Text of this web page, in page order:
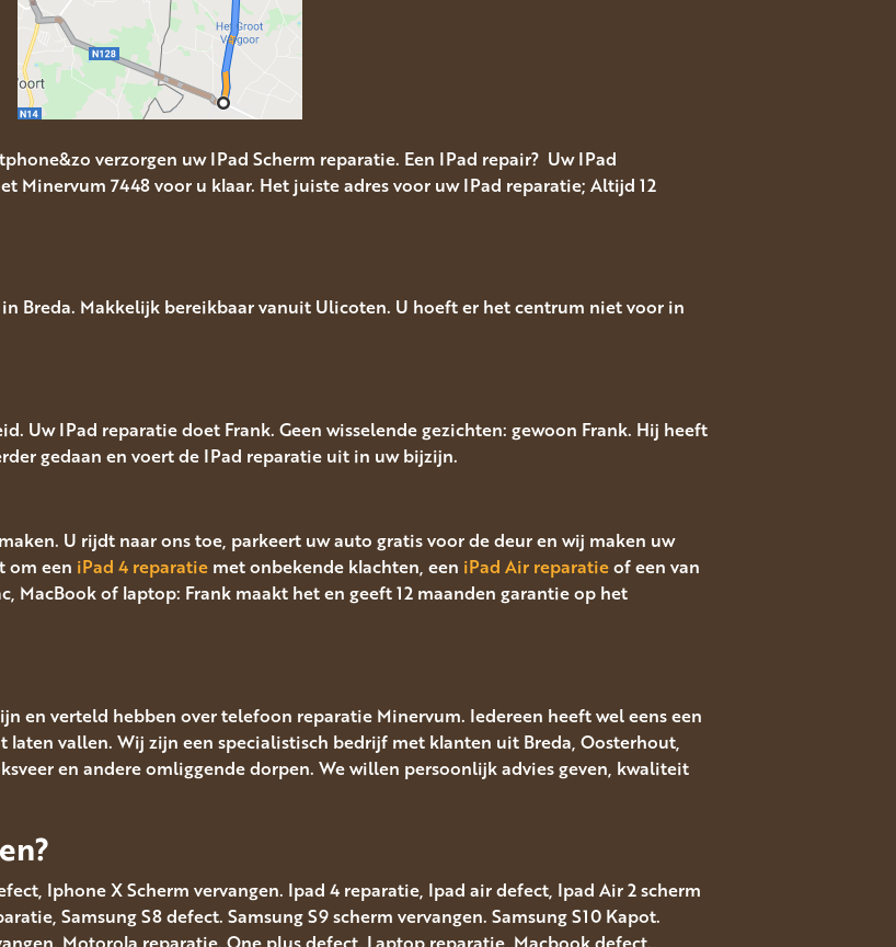
verzorgen uw IPad Scherm reparatie. Een IPad repair? Uw IPad
Minervum 7448 voor u klaar. Het juiste adres voor uw IPad reparatie; Altijd 12
Breda. Makkelijk bereikbaar vanuit Ulicoten. U hoeft er het centrum niet voor in
Uw IPad reparatie doet Frank. Geen wisselende gezichten: gewoon Frank. Hij heeft
gedaan en voert de IPad reparatie uit in uw bijzijn.
U rijdt naar ons toe, parkeert uw auto gratis voor de deur en wij maken uw
om een iPad 4 reparatie met onbekende klachten, een iPad Air reparatieof een van
MacBook of laptop: Frank maakt het en geeft 12 maanden garantie op het
en verteld hebben over telefoon reparatie Minervum. Iedereen heeft wel eens een
vallen. Wij zijn een specialistisch bedrijf met klanten uit Breda, Oosterhout,
en andere omliggende dorpen. We willen persoonlijk advies geven, kwaliteit
Iphone X Scherm vervangen. Ipad 4 reparatie, Ipad air defect, Ipad Air 2 scherm
Samsung S8 defect. Samsung S9 scherm vervangen. Samsung S10 Kapot.